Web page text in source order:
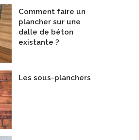
Comment faire un
plancher sur une
dalle de béton
existante ?
Les sous-planchers
La maison du Peintre
Entrepreneurs Généraux